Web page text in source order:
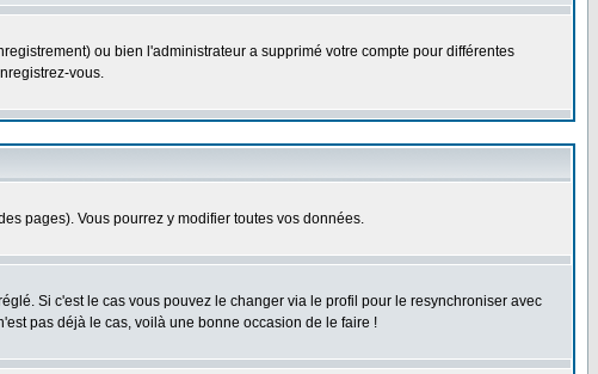
ou bien l'administrateur a supprimé votre compte pour différentes
vous.
pages). Vous pourrez y modifier toutes vos données.
Si c'est le cas vous pouvez le changer via le profil pour le resynchroniser avec
pas déjà le cas, voilà une bonne occasion de le faire !